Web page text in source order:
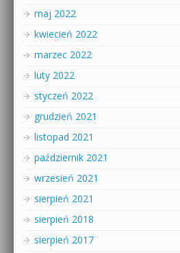
maj 2022
kwiecień 2022
marzec 2022
luty 2022
styczeń 2022
grudzień 2021
listopad 2021
październik 2021
wrzesień 2021
sierpień 2021
sierpień 2018
sierpień 2017